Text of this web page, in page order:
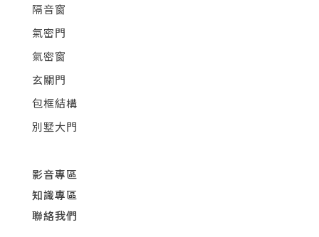
隔音窗
氣密門
氣密窗
玄關門
包框結構
別墅大門
影音專區
知識專區
聯絡我們